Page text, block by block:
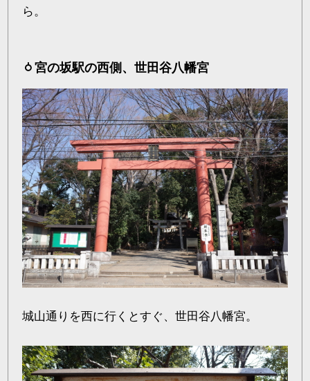
ら。
宮の坂駅の西側、世田谷八幡宮
城山通りを西に行くとすぐ、世田谷八幡宮。